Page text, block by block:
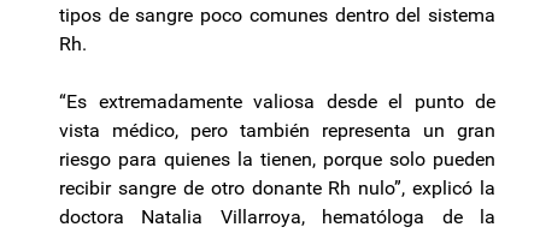
tipos de sangre poco comunes dentro del sistema
Rh.
“Es extremadamente valiosa desde el punto de
vista médico, pero también representa un gran
riesgo para quienes la tienen, porque solo pueden
recibir sangre de otro donante Rh nulo”, explicó la
doctora Natalia Villarroya, hematóloga de la